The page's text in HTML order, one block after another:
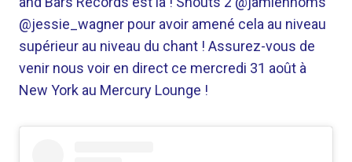
@jessie_wagner pour avoir amené cela au niveau
supérieur au niveau du chant ! Assurez-vous de
venir nous voir en direct ce mercredi 31 août à
New York au Mercury Lounge !